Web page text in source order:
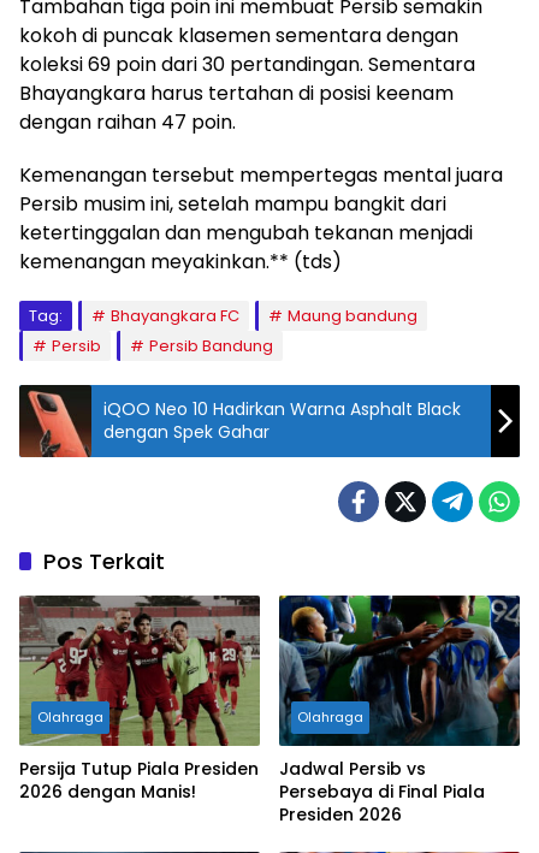
Tambahan tiga poin ini membuat Persib semakin
kokoh di puncak klasemen sementara dengan
koleksi 69 poin dari 30 pertandingan. Sementara
Bhayangkara harus tertahan di posisi keenam
dengan raihan 47 poin.
Kemenangan tersebut mempertegas mental juara
Persib musim ini, setelah mampu bangkit dari
ketertinggalan dan mengubah tekanan menjadi
kemenangan meyakinkan.** (tds)
Tag: Bhayangkara FC
Maung bandung
Persib
Persib Bandung
iQOO Neo 10 Hadirkan Warna Asphalt Black
dengan Spek Gahar
Pos Terkait
Olahraga
Persija Tutup Piala Presiden
2026 dengan Manis!
Olahraga
Jadwal Persib vs
Persebaya di Final Piala
Presiden 2026